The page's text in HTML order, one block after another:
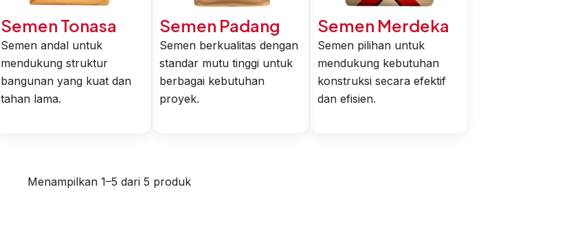
Semen Tonasa
Semen andal untuk
mendukung struktur
bangunan yang kuat dan
tahan lama.
Semen Padang
Semen berkualitas dengan
standar mutu tinggi untuk
berbagai kebutuhan
proyek.
Semen Merdeka
Semen pilihan untuk
mendukung kebutuhan
konstruksi secara efektif
dan efisien.
Menampilkan 1–5 dari 5 produk